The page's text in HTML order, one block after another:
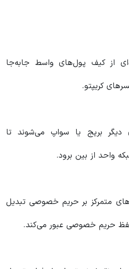
از کیف پول‌های واسط جابه‌جا
کریپتو.
دیگر بریج یا سواپ می‌شوند تا
واحد از بین برود.
متمرکز بر حریم خصوصی تبدیل
حریم خصوصی عبور می‌کند.